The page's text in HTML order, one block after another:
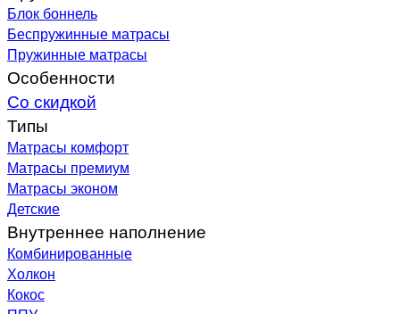
Блок боннель
Беспружинные матрасы
Пружинные матрасы
Особенности
Со скидкой
Типы
Матрасы комфорт
Матрасы премиум
Матрасы эконом
Детские
Внутреннее наполнение
Комбинированные
Холкон
Кокос